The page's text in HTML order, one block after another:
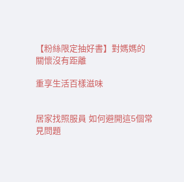
【粉絲限定抽好書】對媽媽的
關懷沒有距離
重享生活百樣滋味
居家找照服員 如何避開這5個常
見問題